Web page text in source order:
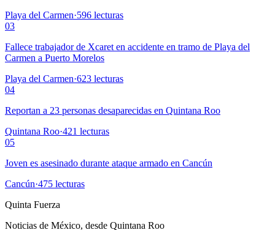
Playa del Carmen·596 lecturas
03
Fallece trabajador de Xcaret en accidente en tramo de Playa del
Carmen a Puerto Morelos
Playa del Carmen·623 lecturas
04
Reportan a 23 personas desaparecidas en Quintana Roo
Quintana Roo·421 lecturas
05
Joven es asesinado durante ataque armado en Cancún
Cancún·475 lecturas
Quinta Fuerza
Noticias de México, desde Quintana Roo